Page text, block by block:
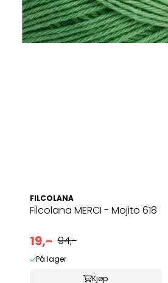
FILCOLANA
Filcolana MERCI - Mojito 618
19,- 94,-
På lager
Kjøp